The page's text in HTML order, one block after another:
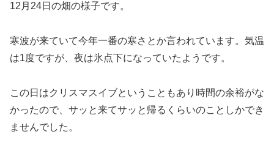
12月24日の畑の様子です。
寒波が来ていて今年一番の寒さとか言われています。気温
は1度ですが、夜は氷点下になっていたようです。
この日はクリスマスイブということもあり時間の余裕がな
かったので、サッと来てサッと帰るくらいのことしかでき
ませんでした。